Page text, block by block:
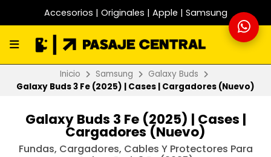
Accesorios | Originales | Apple | Samsung
Inicio Samsung
Galaxy Buds
Galaxy Buds 3 Fe (2025) | Cases | Cargadores (Nuevo)
Galaxy Buds 3 Fe (2025) | Cases |
Cargadores (Nuevo)
Fundas, Cargadores, Cables Y Protectores Para